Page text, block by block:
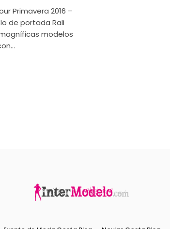
Primavera 2016 –
de portada Rali
modelos